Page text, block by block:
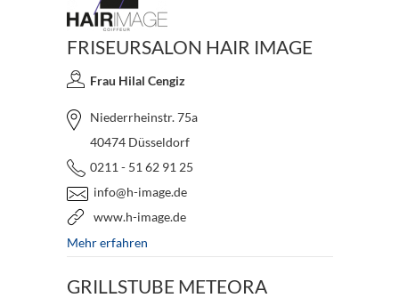
FRISEURSALON HAIR IMAGE
Frau Hilal Cengiz
Niederrheinstr. 75a
40474 Düsseldorf
0211 - 51 62 91 25
info@h-image.de
www.h-image.de
Mehr erfahren
GRILLSTUBE METEORA